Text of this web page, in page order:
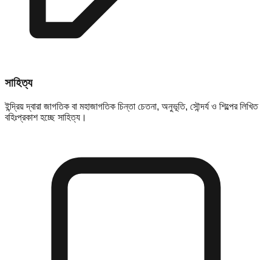
সাহিত্য
ইন্দ্রিয় দ্বারা জাগতিক বা মহাজাগতিক চিন্তা চেতনা, অনুভূতি, সৌন্দর্য ও শিল্পের লিখিত
বহিঃপ্রকাশ হচ্ছে সাহিত্য।